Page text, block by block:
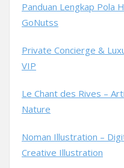
Panduan Lengkap Pola
GoNutss
Private Concierge &
VIP
Le Chant des Rives –
Nature
Noman Illustration –
Creative Illustration